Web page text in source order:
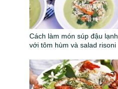
Cách làm món súp đậu lạnh
với tôm hùm và salad risoni